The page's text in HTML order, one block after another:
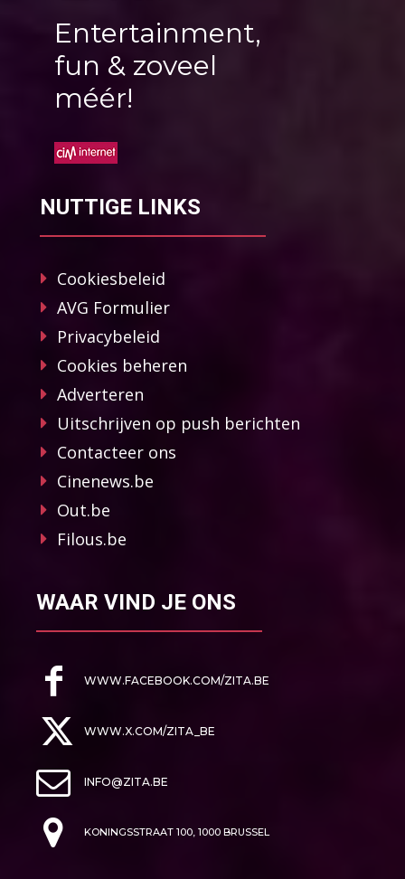
Entertainment,
fun & zoveel
méér!
NUTTIGE LINKS
Cookiesbeleid
AVG Formulier
Privacybeleid
Cookies beheren
Adverteren
Uitschrijven op push berichten
Contacteer ons
Cinenews.be
Out.be
Filous.be
WAAR VIND JE ONS
WWW.FACEBOOK.COM/ZITA.BE
WWW.X.COM/ZITA_BE
INFO@ZITA.BE
KONINGSSTRAAT 100, 1000 BRUSSEL